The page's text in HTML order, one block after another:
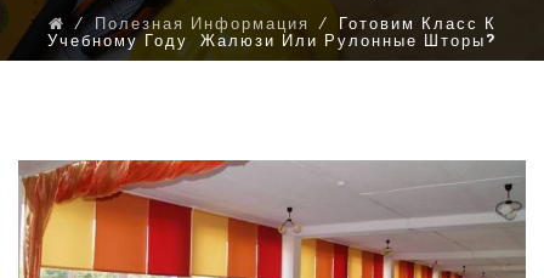
⁄Полезная Информация ⁄ Готовим Класс К
Учебному Году. Жалюзи Или Рулонные Шторы?